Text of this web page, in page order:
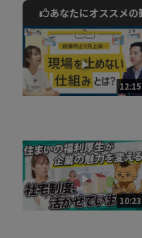
動画でご紹介
お気軽にご相
30秒で
相談を
あなたにオススメの
12:15
10:23